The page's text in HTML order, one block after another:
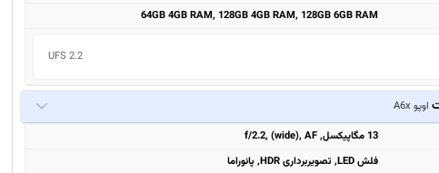
64GB 4GB RAM, 128GB 4GB RAM, 128GB 6GB RAM
UFS 2.2
اوپو A6x
13 مگاپیکسل, f/2.2, (wide), AF
فلش LED, تصویربرداری HDR, پانوراما